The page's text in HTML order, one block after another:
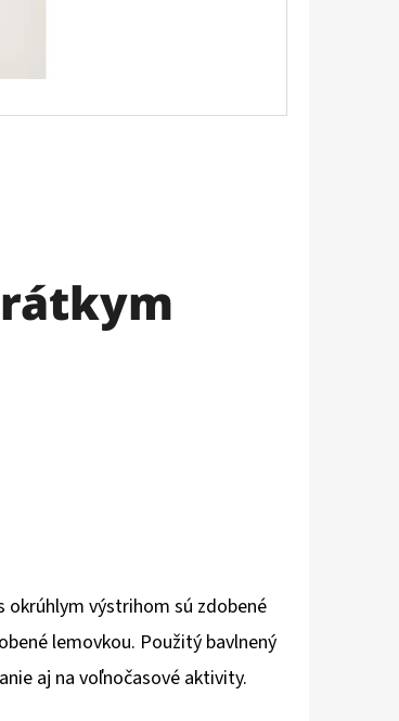
okrúhlym výstrihom sú zdobené
lemovkou. Použitý bavlnený
aj na voľnočasové aktivity.